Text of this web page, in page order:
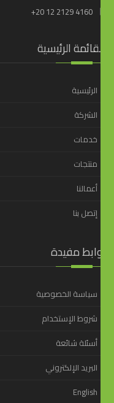
+20 12 2129 4160
الرئيسية
الرئيسية
الشركة
خدمات
منتجات
أعمالنا
إتصل بنا
مفيدة
سياسة الخصوصية
شروط الإستخدام
أسئلة شائعة
البريد الإلكتروني
English